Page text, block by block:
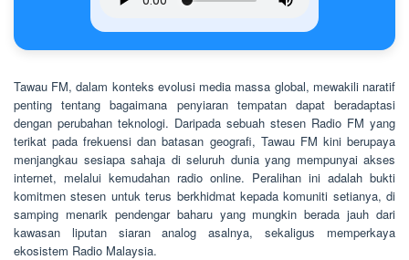
Tawau FM, dalam konteks evolusi media massa global, mewakili naratif
penting tentang bagaimana penyiaran tempatan dapat beradaptasi
dengan perubahan teknologi. Daripada sebuah stesen Radio FM yang
terikat pada frekuensi dan batasan geografi, Tawau FM kini berupaya
menjangkau sesiapa sahaja di seluruh dunia yang mempunyai akses
internet, melalui kemudahan radio online. Peralihan ini adalah bukti
komitmen stesen untuk terus berkhidmat kepada komuniti setianya, di
samping menarik pendengar baharu yang mungkin berada jauh dari
kawasan liputan siaran analog asalnya, sekaligus memperkaya
ekosistem Radio Malaysia.